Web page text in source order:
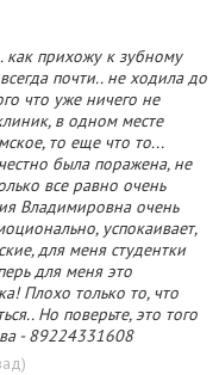
как прихожу к зубному
почти.. не ходила до
что уже ничего не
в одном месте
то еще что то...
была поражена, не
все равно очень
Владимировна очень
успокаивает,
для меня студентки
для меня это
Плохо только то, что
Но поверьте, это того
- 89224331608